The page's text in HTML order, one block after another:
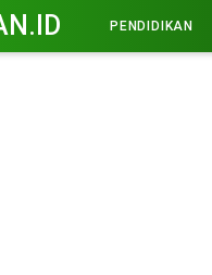
PENDIDIKAN